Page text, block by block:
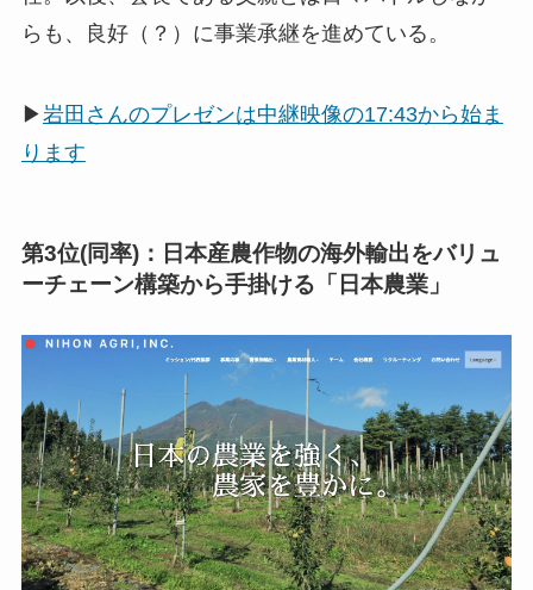
らも、良好（？）に事業承継を進めている。
▶岩田さんのプレゼンは中継映像の17:43から始ま
ります
第3位(同率)：日本産農作物の海外輸出をバリュ
ーチェーン構築から手掛ける「日本農業」